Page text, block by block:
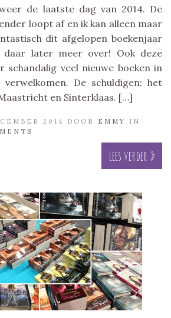
de laatste dag van 2014. De
loopt af en ik kan alleen maar
dit afgelopen boekenjaar
daar later meer over! Ook deze
schandalig veel nieuwe boeken in
De schuldigen: het
en Sinterklaas. […]
2014 DOOR EMMY
IN
Lees verder »